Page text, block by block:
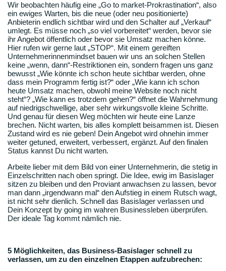
Wir beobachten häufig eine „Go to market-Prokrastination“, also
ein ewiges Warten, bis die neue (oder neu positionierte)
Anbieterin endlich sichtbar wird und den Schalter auf „Verkauf“
umlegt. Es müsse noch „so viel vorbereitet“ werden, bevor sie
ihr Angebot öffentlich oder bevor sie Umsatz machen könne.
Hier rufen wir gerne laut „STOP“. Mit einem gereiften
Unternehmerinnenmindset bauen wir uns an solchen Stellen
keine „wenn, dann“-Restriktionen ein, sondern fragen uns ganz
bewusst „Wie könnte ich schon heute sichtbar werden, ohne
dass mein Programm fertig ist?“ oder „Wie kann ich schon
heute Umsatz machen, obwohl meine Website noch nicht
steht“? „Wie kann es trotzdem gehen?“ öffnet die Wahrnehmung
auf niedrigschwellige, aber sehr wirkungsvolle kleine Schritte.
Und genau für diesen Weg möchten wir heute eine Lanze
brechen. Nicht warten, bis alles komplett beisammen ist. Diesen
Zustand wird es nie geben! Dein Angebot wird ohnehin immer
weiter getuned, erweitert, verbessert, ergänzt. Auf den finalen
Status kannst Du nicht warten.
Arbeite lieber mit dem Bild von einer Unternehmerin, die stetig in
Einzelschritten nach oben springt. Die Idee, ewig im Basislager
sitzen zu bleiben und den Proviant anwachsen zu lassen, bevor
man dann „irgendwann mal“ den Aufstieg in einem Rutsch wagt,
ist nicht sehr dienlich. Schnell das Basislager verlassen und
Dein Konzept by going im wahren Businessleben überprüfen.
Der ideale Tag kommt nämlich nie.
5 Möglichkeiten, das Business-Basislager schnell zu
verlassen, um zu den einzelnen Etappen aufzubrechen: